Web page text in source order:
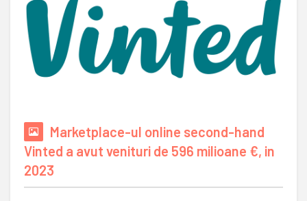
Marketplace-ul online second-hand
Vinted a avut venituri de 596 milioane €, in
2023